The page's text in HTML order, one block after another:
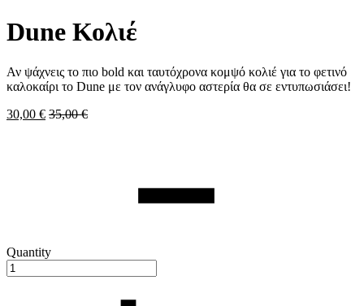
Dune Κολιέ
Αν ψάχνεις το πιο bold και ταυτόχρονα κομψό κολιέ για το φετινό
καλοκαίρι το Dune με τον ανάγλυφο αστερία θα σε εντυπωσιάσει!
30,00 € 35,00€
Quantity